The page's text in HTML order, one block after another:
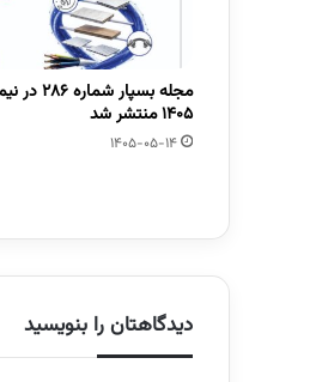
مجله بسپار
1405 منتشر شد
1405-05-14
دیدگاهتان را بنویسید